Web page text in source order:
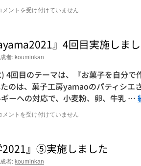
行
た
♪
メントを受け付けていません
』4回目実施しま
者:kouminkan
4回目のテーマは、『お菓子を自分で
のは、菓子工房yamaoのパティシエ
ーへの対応で、小麦粉、卵、牛乳 …
ま
』
メントを受け付けていません
2021』⑤実施しました
者:kouminkan